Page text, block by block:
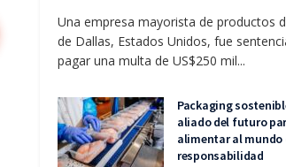
Una empresa mayorista de productos
de Dallas, Estados Unidos, fue
pagar una multa de US$250 mil...
Packaging
aliado del futuro
alimentar al mundo
responsabilidad